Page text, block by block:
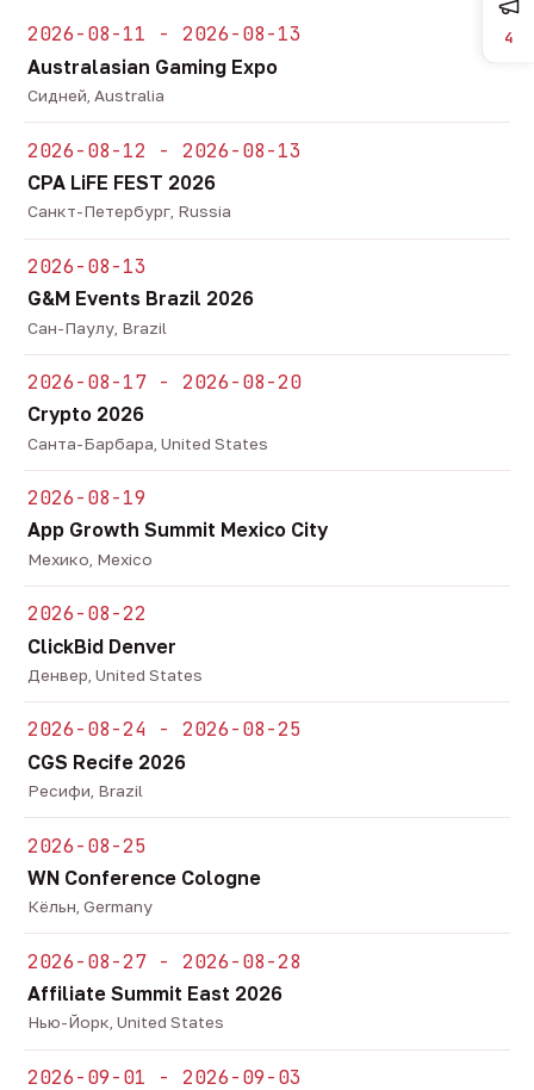
2026-08-11 - 2026-08-13
Australasian Gaming Expo
Сидней, Australia
2026-08-12 - 2026-08-13
CPA LiFE FEST 2026
Санкт-Петербург, Russia
2026-08-13
G&M Events Brazil 2026
Сан-Паулу, Brazil
2026-08-17 - 2026-08-20
Crypto 2026
Санта-Барбара, United States
2026-08-19
App Growth Summit Mexico City
Мехико, Mexico
2026-08-22
ClickBid Denver
Денвер, United States
2026-08-24 - 2026-08-25
CGS Recife 2026
Ресифи, Brazil
2026-08-25
WN Conference Cologne
Кёльн, Germany
2026-08-27 - 2026-08-28
Affiliate Summit East 2026
Нью-Йорк, United States
2026-09-01 - 2026-09-03
4